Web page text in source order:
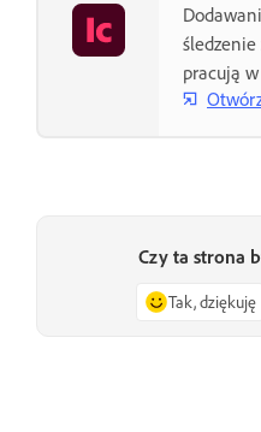
pracują
Czy ta strona
Tak, dziękuję